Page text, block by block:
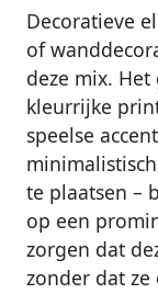
Decoratieve
of
deze mix.
kleurrijke
speelse
te plaatsen –
op een
zorgen dat
zonder dat